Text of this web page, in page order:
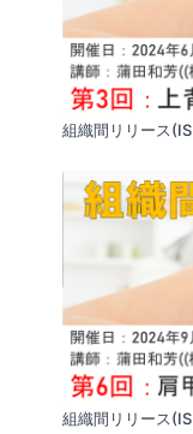
組織間リリース
組織間リリース